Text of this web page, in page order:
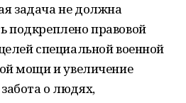
задача не должна
подкреплено правовой
специальной военной
мощи и увеличение
о людях,